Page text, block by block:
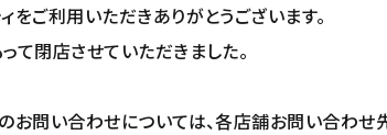
をご利用いただきありがとうございます。
て閉店させていただきました。
お問い合わせについては、各店舗お問い合わせ